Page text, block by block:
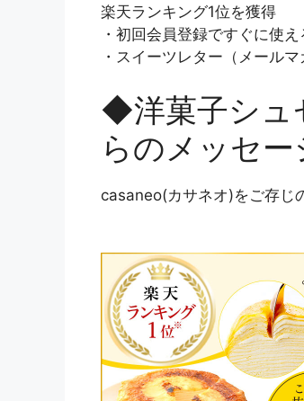
楽天ランキング1位を獲得
・初回会員登録ですぐに使
・スイーツレター（メール
◆洋菓子シュ
らのメッセ
casaneo(カサネオ)をご存じ